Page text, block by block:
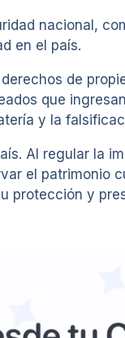
nacional,
en el país.
de
que
y la
Al regular la
el patrimonio
protección y